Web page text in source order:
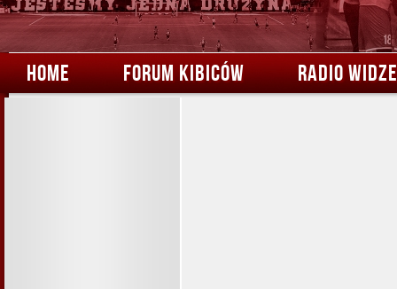
HOME FORUM KIBICÓW RADIO